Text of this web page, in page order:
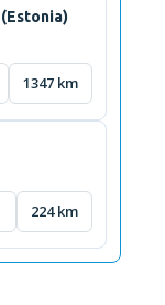
1347 km
224 km